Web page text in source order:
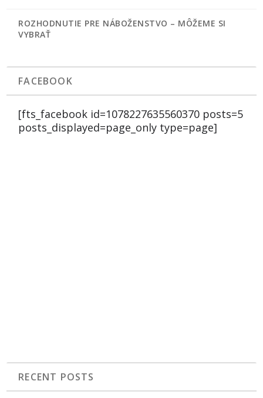
ROZHODNUTIE PRE NÁBOŽENSTVO – MÔŽEME SI
VYBRAŤ
FACEBOOK
[fts_facebook id=1078227635560370 posts=5
posts_displayed=page_only type=page]
RECENT POSTS